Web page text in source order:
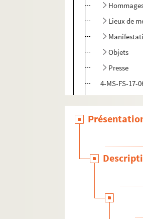
Lieux de
Objets
Presse
4-MS-FS-17-
Radio,
Personnalités
Pierre-Marcel